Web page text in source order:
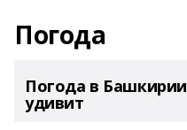
Погода
Погода в Башкирии
удивит